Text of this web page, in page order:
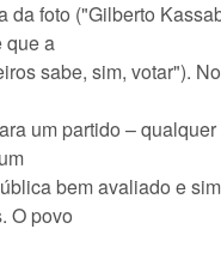
da foto ("Gilberto
que a
sabe, sim, votar").
um partido –
bem avaliado e
O povo